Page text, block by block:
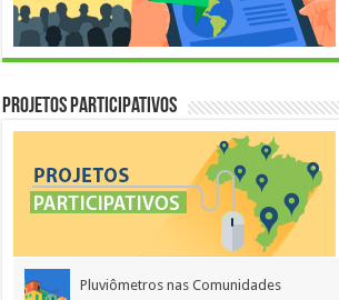
Projetos Participativos
Pluviômetros nas Comunidades